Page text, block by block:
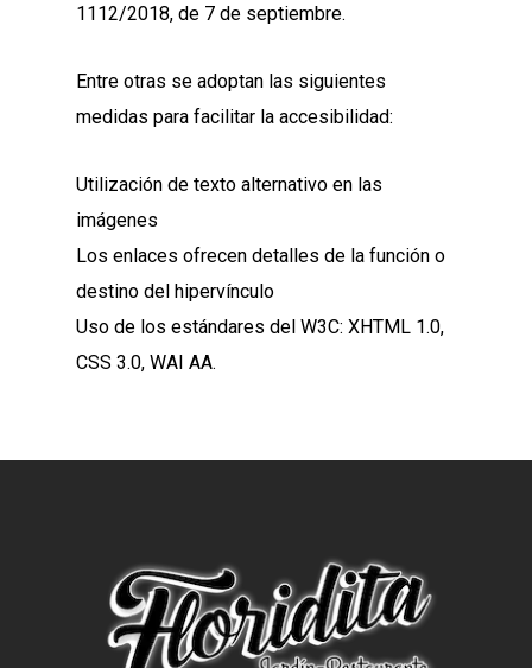
1112/2018, de 7 de septiembre.
Entre otras se adoptan las siguientes
medidas para facilitar la accesibilidad:
Utilización de texto alternativo en las
imágenes
Los enlaces ofrecen detalles de la función o
destino del hipervínculo
Uso de los estándares del W3C: XHTML 1.0,
CSS 3.0, WAI AA.